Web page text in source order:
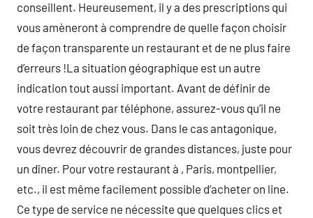
conseillent. Heureusement, il y a des prescriptions qui
vous amèneront à comprendre de quelle façon choisir
de façon transparente un restaurant et de ne plus faire
d’erreurs !La situation géographique est un autre
indication tout aussi important. Avant de définir de
votre restaurant par téléphone, assurez-vous qu’il ne
soit très loin de chez vous. Dans le cas antagonique,
vous devrez découvrir de grandes distances, juste pour
un dîner. Pour votre restaurant à , Paris, montpellier,
etc., il est même facilement possible d’acheter on line.
Ce type de service ne nécessite que quelques clics et